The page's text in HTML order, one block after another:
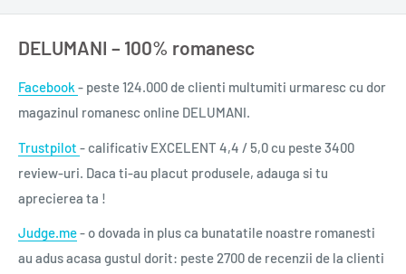
DELUMANI – 100% romanesc
Facebook - peste 124.000 de clienti multumiti urmaresc cu dor
magazinul romanesc online DELUMANI.
Trustpilot - calificativ EXCELENT 4,4 / 5,0 cu peste 3400
review-uri. Daca ti-au placut produsele, adauga si tu
aprecierea ta !
Judge.me- o dovada in plus ca bunatatile noastre romanesti
au adus acasa gustul dorit: peste 2700 de recenzii de la clienti